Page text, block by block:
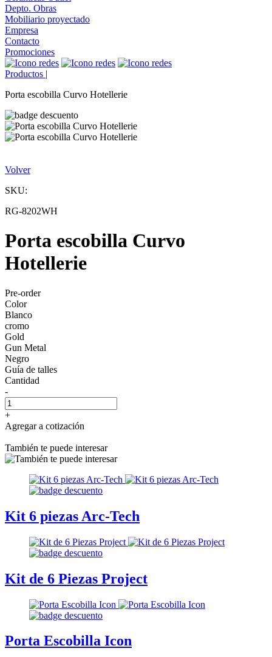
Depto. Obras
Mobiliario proyectado
Empresa
Contacto
Promociones
Productos |
Porta escobilla Curvo Hotellerie
Volver
SKU:
RG-8202WH
Porta escobilla Curvo
Hotellerie
Pre-order
Color
Blanco
cromo
Gold
Gun Metal
Negro
Guía de talles
Cantidad
-
+
Agregar a cotización
También te puede interesar
Kit 6 piezas Arc-Tech
Kit de 6 Piezas Project
Porta Escobilla Icon